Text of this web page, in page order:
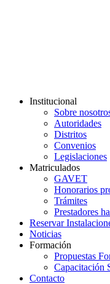
Institucional
Sobre
Autoridades
Distritos
Convenios
Legislaciones
Matriculados
GAVET
Honorarios
Trámites
Prestadores
Reservar
Noticias
Formación
Propuestas
Capacitación
Contacto